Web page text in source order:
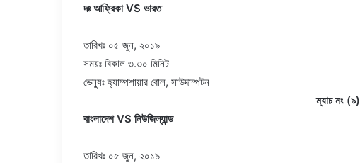
দঃ আফ্রিকা VS ভারত
তারিখঃ ০৫ জুন, ২০১৯
সময়ঃ বিকাল ৩.৩০ মিনিট
ভেন্যুঃ হ্যাম্পশায়ার বোল, সাউদাম্পটন
ম্যাচ নং (৯)
বাংলাদেশ VS নিউজিল্যান্ড
তারিখঃ ০৫ জুন, ২০১৯